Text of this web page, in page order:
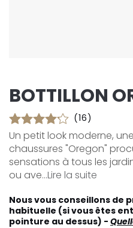
BOTTILLON
(16)
Un petit look moderne,
chaussures "Oregon"
sensations à tous les
ou ave...Lire la suite
Nous vous conseillons de
habituelle (si vous êtes
pointure au dessus) -